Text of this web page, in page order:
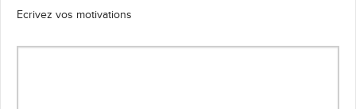
Ecrivez vos motivations